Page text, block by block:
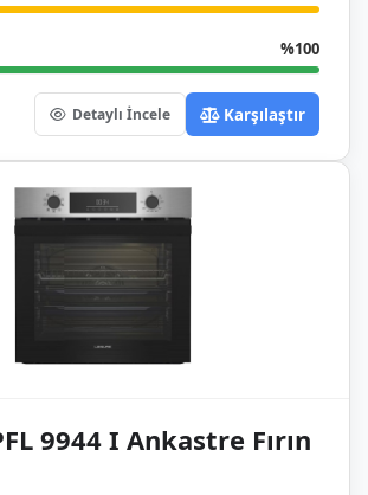
%100
Detaylı İncele Karşılaştır
9944 I Ankastre Fırın